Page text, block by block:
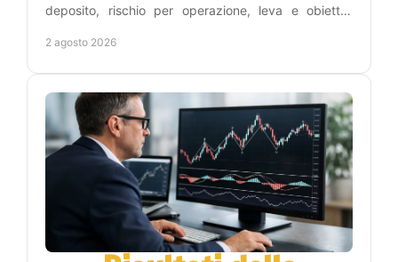
deposito, rischio per operazione, leva e obiettivi
disciplina.
2 agosto 2026